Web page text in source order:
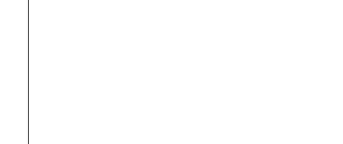
Floaty - crne - XL